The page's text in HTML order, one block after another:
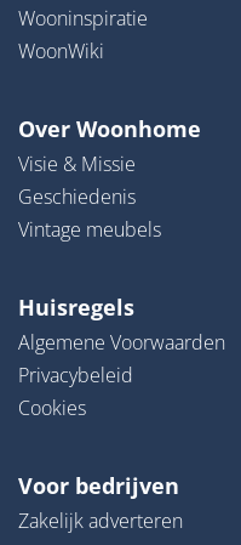
Wooninspiratie
WoonWiki
Over Woonhome
Visie & Missie
Geschiedenis
Vintage meubels
Huisregels
Algemene Voorwaarden
Privacybeleid
Cookies
Voor bedrijven
Zakelijk adverteren